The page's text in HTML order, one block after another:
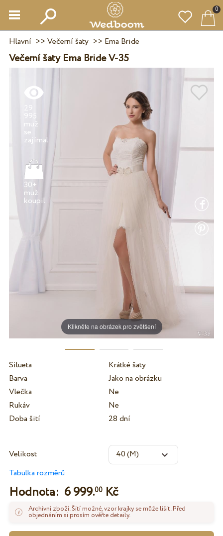
0
Hlavní >> Večerní šaty>> Ema Bride
Večerní šaty Ema Bride V-35
Klikněte na obrázek pro zvětšení
29
995
muž
se
30+
muž
Silueta
Krátké šaty
Barva
Jako na obrázku
Vlečka
Ne
Rukáv
Ne
Doba šití
28 dní
Velikost
Tabulka rozměrů
Hodnota: 6 999.00Kč
Archivní zboží. Šití možné, vzor krajky se může lišit. Před
objednáním si prosím ověřte detaily.